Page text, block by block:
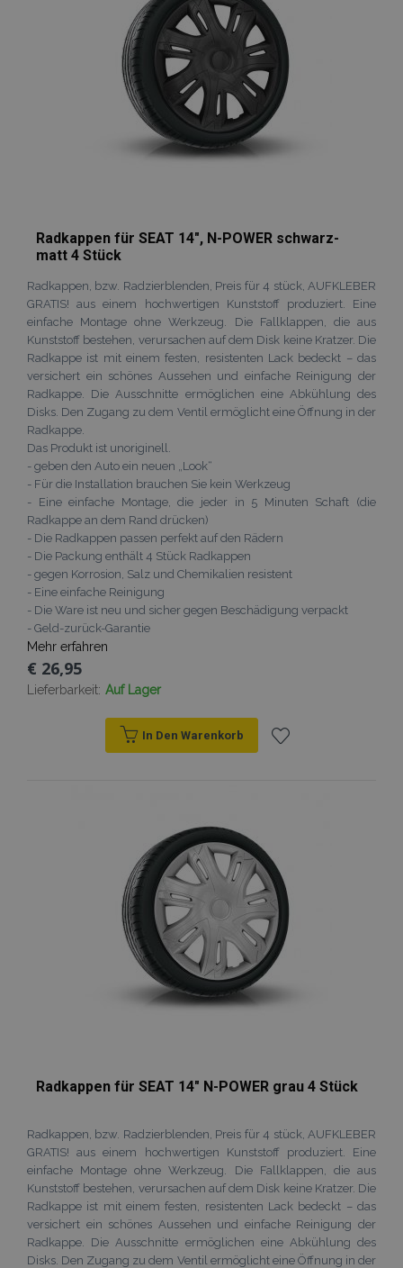
Radkappen für SEAT 14", N-POWER schwarz-
matt 4 Stück
Radkappen, bzw. Radzierblenden, Preis für 4 stück, AUFKLEBER
GRATIS! aus einem hochwertigen Kunststoff produziert. Eine
einfache Montage ohne Werkzeug. Die Fallklappen, die aus
Kunststoff bestehen, verursachen auf dem Disk keine Kratzer. Die
Radkappe ist mit einem festen, resistenten Lack bedeckt – das
versichert ein schönes Aussehen und einfache Reinigung der
Radkappe. Die Ausschnitte ermöglichen eine Abkühlung des
Disks. Den Zugang zu dem Ventil ermöglicht eine Öffnung in der
Radkappe.
Das Produkt ist unoriginell.
- geben den Auto ein neuen „Look“
- Für die Installation brauchen Sie kein Werkzeug
- Eine einfache Montage, die jeder in 5 Minuten Schaft (die
Radkappe an dem Rand drücken)
- Die Radkappen passen perfekt auf den Rädern
- Die Packung enthält 4 Stück Radkappen
- gegen Korrosion, Salz und Chemikalien resistent
- Eine einfache Reinigung
- Die Ware ist neu und sicher gegen Beschädigung verpackt
- Geld-zurück-Garantie
Mehr erfahren
€ 26,95
Lieferbarkeit: Auf Lager
In Den Warenkorb
Radkappen für SEAT 14" N-POWER grau 4 Stück
Radkappen, bzw. Radzierblenden, Preis für 4 stück, AUFKLEBER
GRATIS! aus einem hochwertigen Kunststoff produziert. Eine
einfache Montage ohne Werkzeug. Die Fallklappen, die aus
Kunststoff bestehen, verursachen auf dem Disk keine Kratzer. Die
Radkappe ist mit einem festen, resistenten Lack bedeckt – das
versichert ein schönes Aussehen und einfache Reinigung der
Radkappe. Die Ausschnitte ermöglichen eine Abkühlung des
Disks. Den Zugang zu dem Ventil ermöglicht eine Öffnung in der